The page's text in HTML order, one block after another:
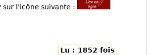
l'icône suivante :
Lu : 1852 fois